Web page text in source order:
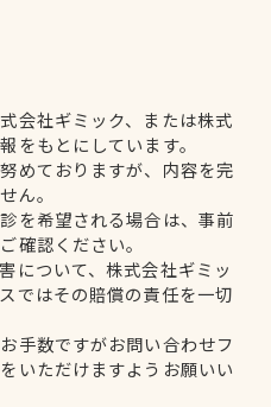
会社ギミック、または株式
をもとにしています。
めておりますが、内容を完
ん。
を希望される場合は、事前
確認ください。
について、株式会社ギミッ
ではその賠償の責任を一切
手数ですがお問い合わせフ
いただけますようお願いい